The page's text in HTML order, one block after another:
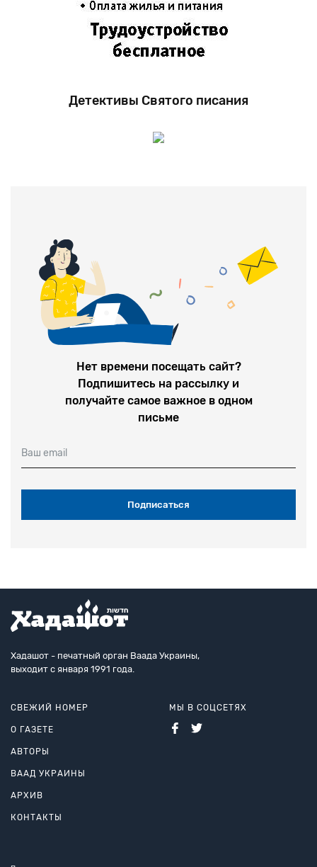
Детективы Святого писания
Нет времени посещать сайт?
Подпишитесь на рассылку и
получайте самое важное в одном
письме
Ваш email
Хадашот - печатный орган Ваада Украины,
выходит с января 1991 года.
СВЕЖИЙ НОМЕР
О ГАЗЕТЕ
АВТОРЫ
ВААД УКРАИНЫ
АРХИВ
КОНТАКТЫ
МЫ В СОЦСЕТЯХ